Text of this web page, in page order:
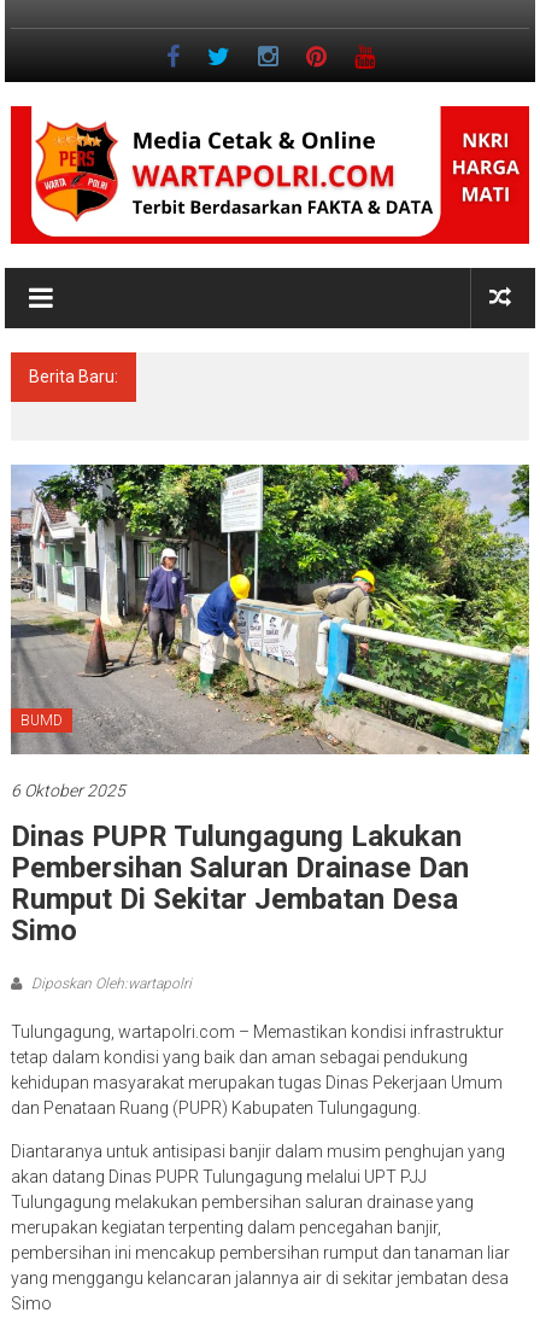
Positif
Berita Baru:
BUMD
6 Oktober 2025
Dinas PUPR Tulungagung Lakukan
Pembersihan Saluran Drainase Dan
Rumput Di Sekitar Jembatan Desa
Simo
Diposkan Oleh:wartapolri
Tulungagung, wartapolri.com – Memastikan kondisi infrastruktur
tetap dalam kondisi yang baik dan aman sebagai pendukung
kehidupan masyarakat merupakan tugas Dinas Pekerjaan Umum
dan Penataan Ruang (PUPR) Kabupaten Tulungagung.
Diantaranya untuk antisipasi banjir dalam musim penghujan yang
akan datang Dinas PUPR Tulungagung melalui UPT PJJ
Tulungagung melakukan pembersihan saluran drainase yang
merupakan kegiatan terpenting dalam pencegahan banjir,
pembersihan ini mencakup pembersihan rumput dan tanaman liar
yang menggangu kelancaran jalannya air di sekitar jembatan desa
Simo